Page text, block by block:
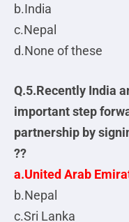
b.India
c.Nepal
d.None of these
Q.5.Recently India
important step
partnership by
??
a.United Arab
b.Nepal
c.Sri Lanka